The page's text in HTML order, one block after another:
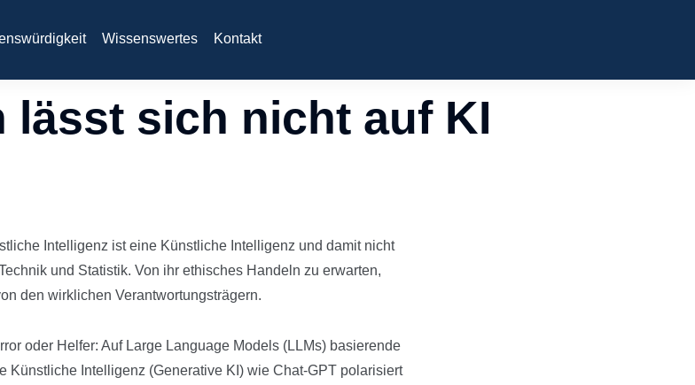
Wissenswertes Kontakt
lässt sich nicht auf KI
Intelligenz ist eine Künstliche Intelligenz und damit nicht
und Statistik. Von ihr ethisches Handeln zu erwarten,
den wirklichen Verantwortungsträgern.
oder Helfer: Auf Large Language Models (LLMs) basierende
Künstliche Intelligenz (Generative KI) wie Chat-GPT polarisiert